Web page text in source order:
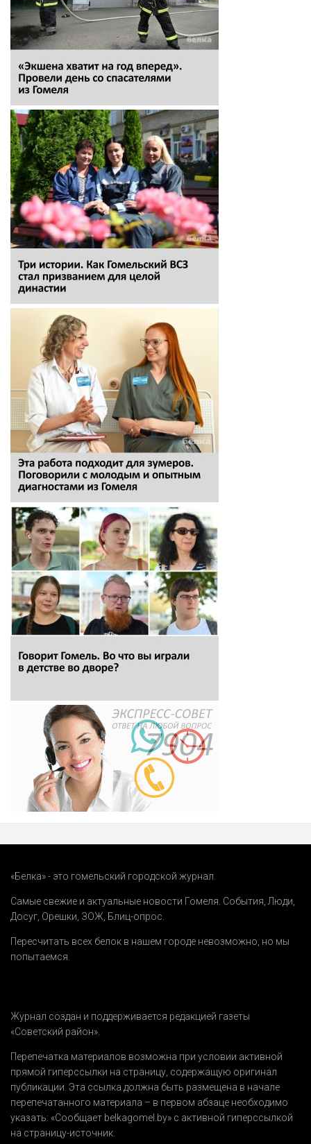
«Белка» - это гомельский городской журнал.
Самые свежие и актуальные новости Гомеля. События,Люди,
Досуг, Орешки, ЗОЖ, Блиц-опрос.
Пересчитать всех белок в нашем городе невозможно, но мы
попытаемся.
Журнал создан и поддерживается редакцией газеты
«Советский район».
Перепечатка материалов возможна при условии активной
прямой гиперссылки на страницу, содержащую оригинал
публикации. Эта ссылка должна быть размещена в начале
перепечатанного материала – в первом абзаце необходимо
указать: «Сообщает belkagomel.by» с активной гиперссылкой
на страницу-источник.